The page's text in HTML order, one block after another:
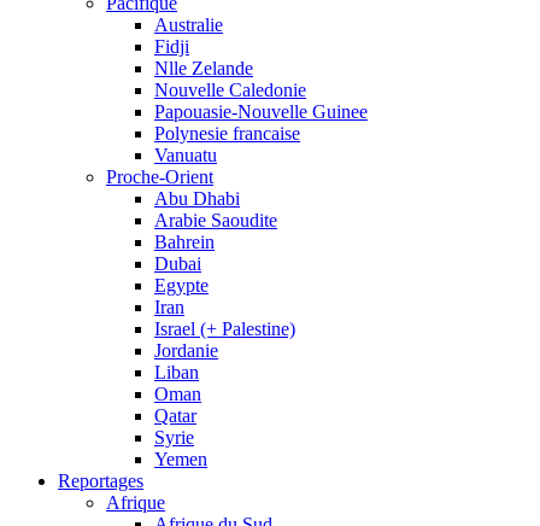
Australie
Fidji
Nlle Zelande
Nouvelle Caledonie
Papouasie-Nouvelle Guinee
Polynesie francaise
Vanuatu
Proche-Orient
Abu Dhabi
Arabie Saoudite
Bahrein
Dubai
Egypte
Iran
Israel (+ Palestine)
Jordanie
Liban
Oman
Qatar
Syrie
Yemen
Reportages
Afrique